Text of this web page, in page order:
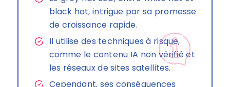
black hat, intrigue par sa promesse
de croissance rapide.
Il utilise des techniques à risque,
comme le contenu IA non vérifié et
les réseaux de sites satellites.
Cependant, ses conséquences